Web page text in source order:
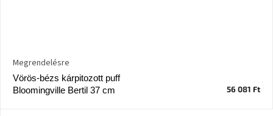
Vörös-bézs kárpitozott puff
Bloomingville Bertil 37 cm
Megrendelésre
56 081 Ft